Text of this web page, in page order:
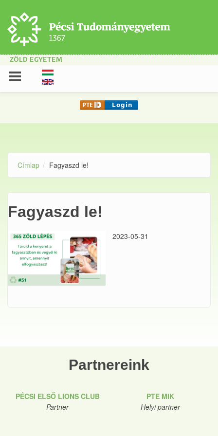
ZÖLD EGYETEM
Címlap Fagyaszd le!
Fagyaszd le!
2023-05-31
Partnereink
PÉCSI ELSŐ LIONS CLUB
Partner
PTE MIK
Helyi partner